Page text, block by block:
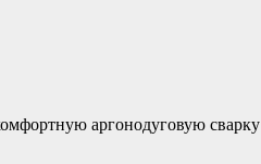
аргонодуговую